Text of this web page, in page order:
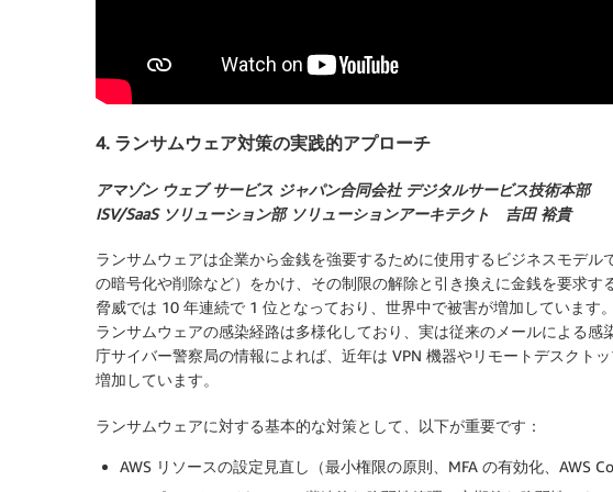
4. ランサムウェア対策の実践的アプローチ
アマゾン ウェブ サービス ジャパン合同会社 デジタルサービス技術本部
ISV/SaaS ソリューション部 ソリューションアーキテクト 吉田 裕貴
ランサムウェアは企業から金銭を強要するために使用するビジネスモデ
の暗号化や削除など）をかけ、その制限の解除と引き換えに金銭を要求す
脅威では 10 年連続で 1 位となっており、世界中で被害が増加しています。
ランサムウェアの感染経路は多様化しており、実は従来のメールによる
庁サイバー警察局の情報によれば、近年は VPN 機器やリモートデスクト
増加しています。
ランサムウェアに対する基本的な対策として、以下が重要です：
AWS リソースの設定見直し（最小権限の原則、MFA の有効化、AWS